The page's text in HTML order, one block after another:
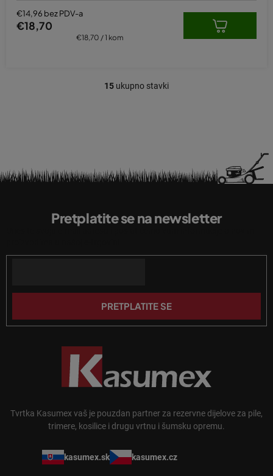
€14,96 bez PDV-a
€18,70
Izračunaj
€18,70 / 1 kom
K
l
e
s
a
a
15 ukupno stavki
o
Tvrtka Kasumex vaš je pouzdan partner za rezervne dijelove za pile,
trimere, kosilice i drugu vrtnu i šumsku opremu.
kasumex.sk kasumex.cz
Pretplatite se na newsletter
PRETPLATITE SE